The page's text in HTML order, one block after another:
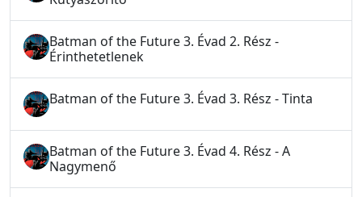
Batman of the Future 3. Évad 2. Rész -
Érinthetetlenek
Batman of the Future 3. Évad 3. Rész - Tinta
Batman of the Future 3. Évad 4. Rész - A
Nagymenő